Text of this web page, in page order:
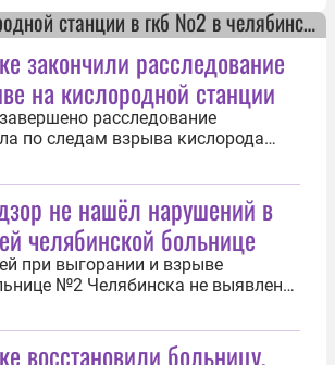
взрыв кислородной станции в гкб №2 в челябинске
закончили расследование
на кислородной станции
расследование
по следам взрыва кислорода
больницы №2. Об этом пишут
райсудом предстоит
главврача Виктор Вяткин.
Как сообщало ИА
произошёл 31 октября 2020 года...
не нашёл нарушений в
челябинской больнице
при выгорании и взрыве
№2 Челябинска не выявлено
заявила журналистам первый
Челябинской области Ирина Гехт.
ранее в СМИ прошла
восстановили больницу,